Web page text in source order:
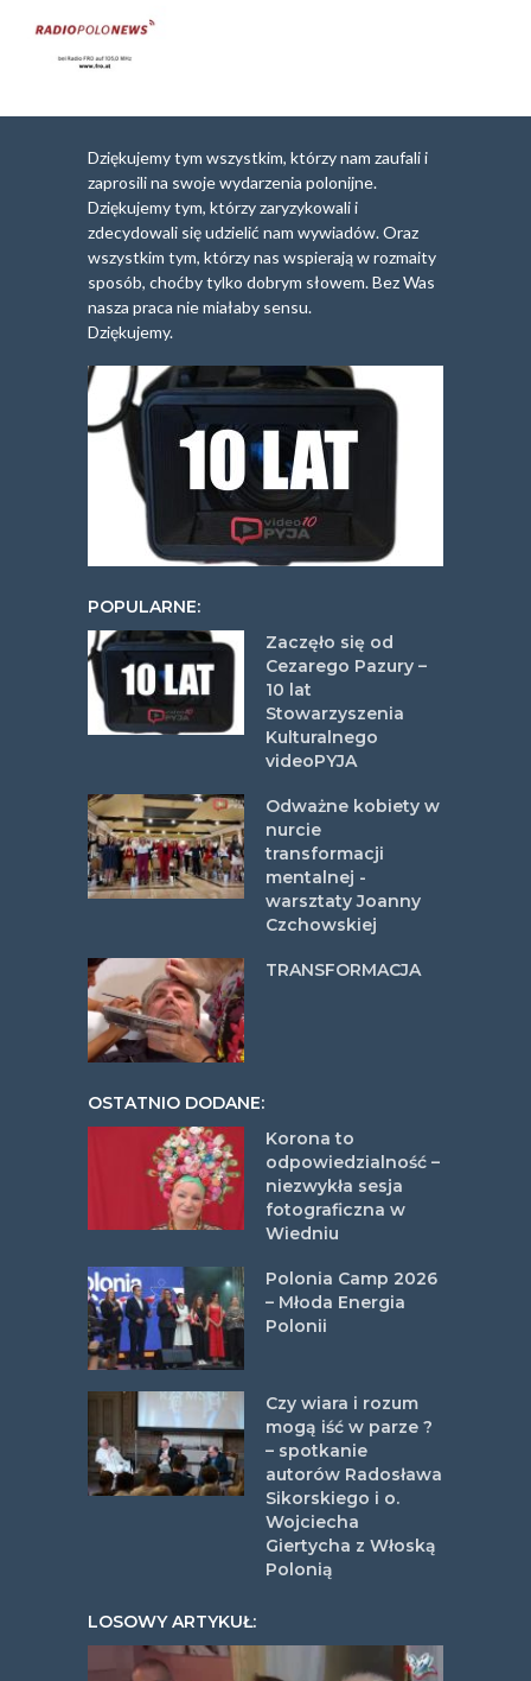
Dziękujemy tym wszystkim, którzy nam zaufali i
zaprosili na swoje wydarzenia polonijne.
Dziękujemy tym, którzy zaryzykowali i
zdecydowali się udzielić nam wywiadów. Oraz
wszystkim tym, którzy nas wspierają w rozmaity
sposób, choćby tylko dobrym słowem. Bez Was
nasza praca nie miałaby sensu.
Dziękujemy.
POPULARNE:
Zaczęło się od
Cezarego Pazury –
10 lat
Stowarzyszenia
Kulturalnego
videoPYJA
Odważne kobiety w
nurcie
transformacji
mentalnej -
warsztaty Joanny
Czchowskiej
TRANSFORMACJA
OSTATNIO DODANE:
Korona to
odpowiedzialność –
niezwykła sesja
fotograficzna w
Wiedniu
Polonia Camp 2026
– Młoda Energia
Polonii
Czy wiara i rozum
mogą iść w parze ?
– spotkanie
autorów Radosława
Sikorskiego i o.
Wojciecha
Giertycha z Włoską
Polonią
LOSOWY ARTYKUŁ: